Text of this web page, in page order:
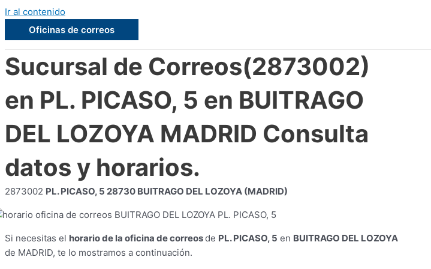
Ir al contenido
Oficinas de correos
Sucursal de Correos(2873002)
en PL. PICASO, 5 en BUITRAGO
DEL LOZOYA MADRID Consulta
datos y horarios.
2873002 PL. PICASO, 5 28730 BUITRAGO DEL LOZOYA (MADRID)
Si necesitas el horario de la oficina de correosde PL. PICASO, 5 en BUITRAGO DEL LOZOYA
de MADRID, te lo mostramos a continuación.